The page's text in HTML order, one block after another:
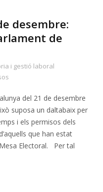
desembre:
de
i gestió laboral
del 21 de desembre
suposa un daltabaix per
i els permisos dels
que han estat
Electoral. Per tal